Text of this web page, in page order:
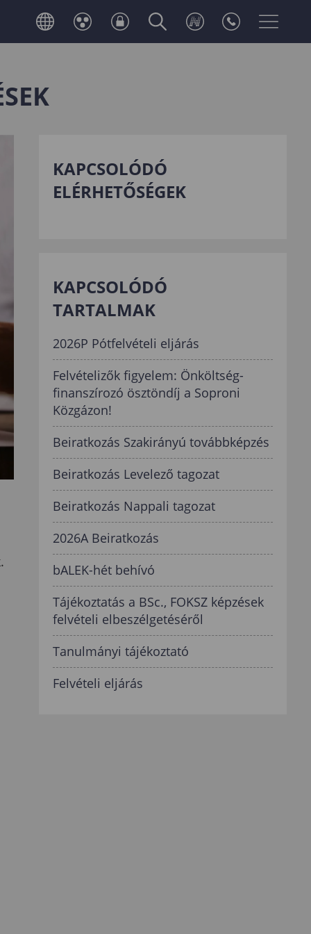
KAPCSOLÓDÓ
ELÉRHETŐSÉGEK
KAPCSOLÓDÓ
TARTALMAK
2026P Pótfelvételi eljárás
Felvételizők figyelem: Önköltség-
finanszírozó ösztöndíj a Soproni
Közgázon!
Beiratkozás Szakirányú továbbképzés
Beiratkozás Levelező tagozat
Beiratkozás Nappali tagozat
2026A Beiratkozás
bALEK-hét behívó
Tájékoztatás a BSc., FOKSZ képzések
felvételi elbeszélgetéséről
Tanulmányi tájékoztató
Felvételi eljárás